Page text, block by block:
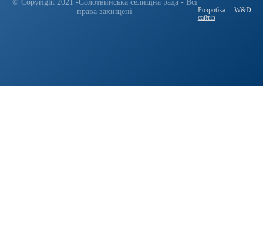
© Copyright 2021 -Солотвинська селищна рада - Всі
права захищені
Розробка
сайтів
W&D